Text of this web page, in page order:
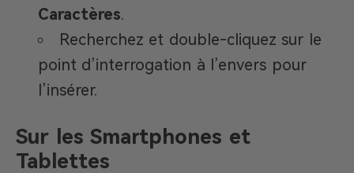
Caractères.
Recherchez et double-cliquez sur le
point d’interrogation à l’envers pour
l’insérer.
Sur les Smartphones et
Tablettes